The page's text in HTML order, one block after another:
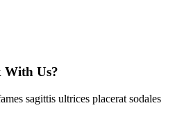
Us?
sagittis ultrices placerat sodales